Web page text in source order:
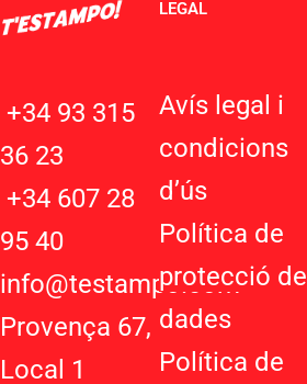
+34 93 315
36 23
+34 607 28
95 40
info@testampo.com
Provença 67,
Local 1
LEGAL
Avís legal i
condicions
d’ús
Política de
protecció de
dades
Política de